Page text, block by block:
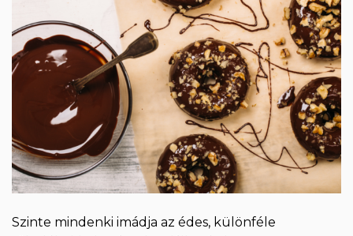
Szinte mindenki imádja az édes, különféle